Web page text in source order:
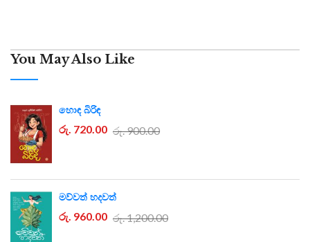
You May Also Like
හොඳ බිරිඳ
රු. 720.00 රු. 900.00
මව්වත් හදවත්
රු. 960.00 රු. 1,200.00